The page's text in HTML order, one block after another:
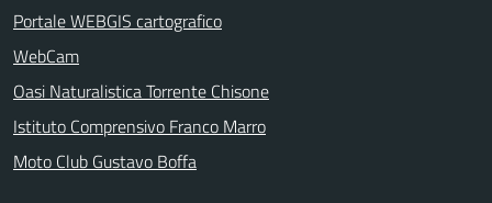
Portale WEBGIS cartografico
WebCam
Oasi Naturalistica Torrente Chisone
Istituto Comprensivo Franco Marro
Moto Club Gustavo Boffa